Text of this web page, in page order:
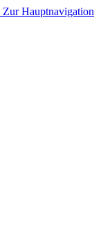
Zur Hauptnavigation